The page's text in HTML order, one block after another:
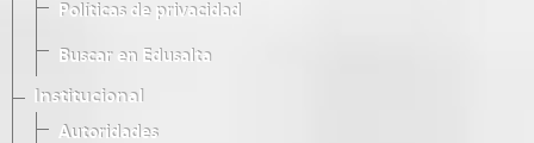
Políticas de privacidad
Buscar en Edusalta
Institucional
Autoridades